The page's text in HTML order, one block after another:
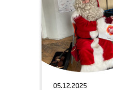
05.12.2025